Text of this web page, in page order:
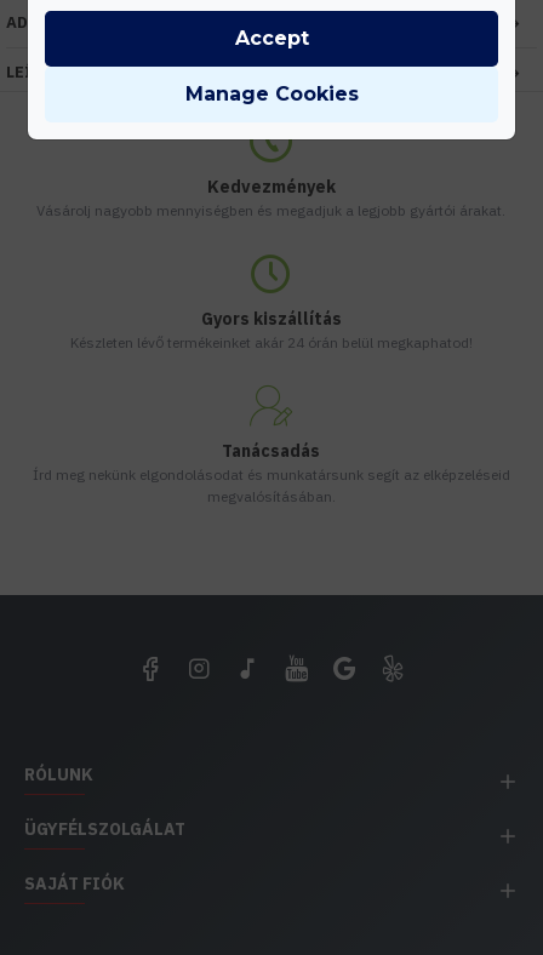
ADATOK
LEÍRÁS
Kedvezmények
Vásárolj nagyobb mennyiségben és megadjuk a legjobb gyártói árakat.
Gyors kiszállítás
Készleten lévő termékeinket akár 24 órán belül megkaphatod!
Tanácsadás
Írd meg nekünk elgondolásodat és munkatársunk segít az elképzeléseid
megvalósításában.
RÓLUNK
ÜGYFÉLSZOLGÁLAT
SAJÁT FIÓK
Manage Cookies
Accept